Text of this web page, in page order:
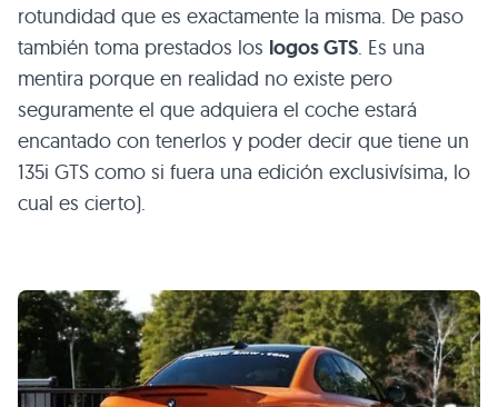
rotundidad que es exactamente la misma. De paso
también toma prestados los logosGTS. Es una
mentira porque en realidad no existe pero
seguramente el que adquiera el coche estará
encantado con tenerlos y poder decir que tiene un
135i GTS como si fuera una edición exclusivísima, lo
cual es cierto).